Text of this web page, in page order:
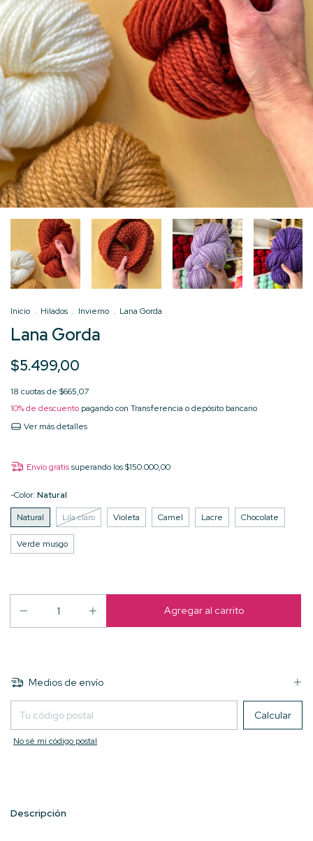
Inicio . Hilados . Invierno . Lana Gorda
Lana Gorda
$5.499,00
18 cuotas de $665,07
10% de descuento pagando con Transferencia o depósito bancario
Ver más detalles
Envío gratis superando los$150.000,00
-Color: Natural
Natural
Lila claro Violeta Camel Lacre Chocolate
Verde musgo
Medios de envío
Entregas para el CP:
Calcular
No sé mi código postal
Descripción